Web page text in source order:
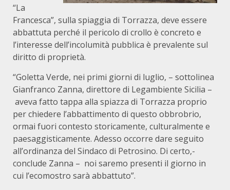
“La
Francesca”, sulla spiaggia di Torrazza, deve essere
abbattuta perché il pericolo di crollo è concreto e
l’interesse dell’incolumità pubblica è prevalente sul
diritto di proprietà.
“Goletta Verde, nei primi giorni di luglio, – sottolinea
Gianfranco Zanna, direttore di Legambiente Sicilia –
aveva fatto tappa alla spiazza di Torrazza proprio
per chiedere l’abbattimento di questo obbrobrio,
ormai fuori contesto storicamente, culturalmente e
paesaggisticamente. Adesso occorre dare seguito
all’ordinanza del Sindaco di Petrosino. Di certo,-
conclude Zanna – noi saremo presenti il giorno in
cui l’ecomostro sarà abbattuto”.